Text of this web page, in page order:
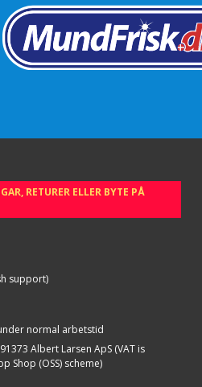
RETURER ELLER BYTE PÅ
support)
normal arbetstid
Albert Larsen ApS (VAT is
Shop (OSS) scheme)